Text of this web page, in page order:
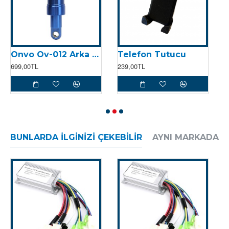
Onvo Ov-012 Arka Süspansiyon (Tek) (2023)
699,00TL
Telefon Tutucu
239,00TL
BUNLARDA İLGINIZI ÇEKEBILIR AYNI MARKADAN